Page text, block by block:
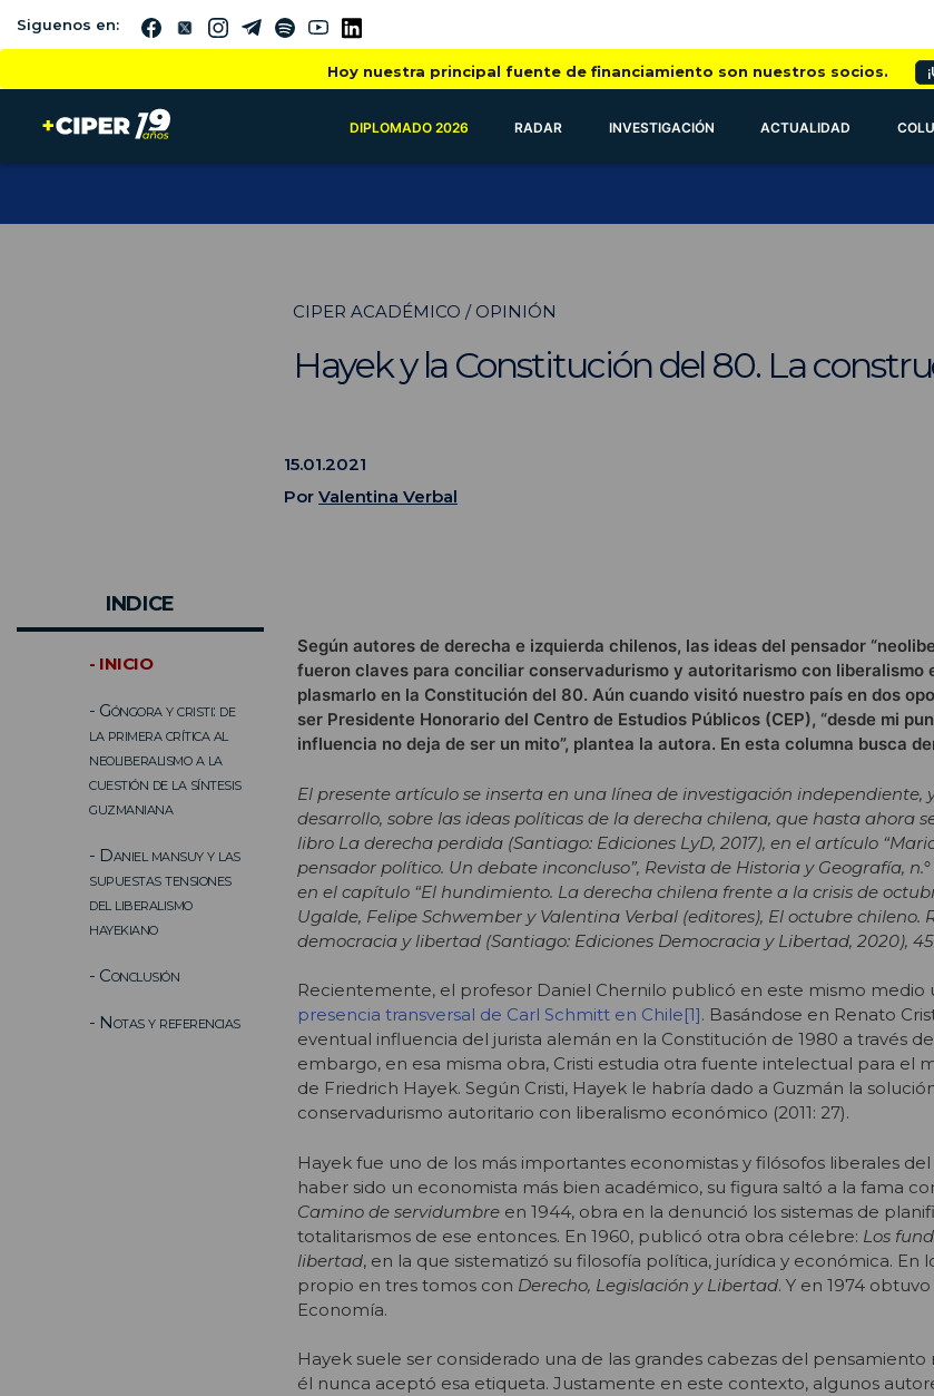
Siguenos en:
Hoy nuestra principal fuente de financiamiento son nuestros socios.
DIPLOMADO 2026 RADAR INVESTIGACIÓN ACTUALIDAD
CIPER ACADÉMICO / OPINIÓN
Hayek y la Constitución del 80. La
15.01.2021
Por Valentina Verbal
INDICE
- INICIO
- Góngora y cristi: de
la primera crítica al
neoliberalismo a la
cuestión de la síntesis
guzmaniana
- Daniel mansuy y las
supuestas tensiones
del liberalismo
hayekiano
- Conclusión
- Notas y referencias
Según autores de derecha e izquierda chilenos, las ideas del pensador
fueron claves para conciliar conservadurismo y autoritarismo con liberalismo
plasmarlo en la Constitución del 80. Aún cuando visitó nuestro país en dos
ser Presidente Honorario del Centro de Estudios Públicos (CEP), “desde mi
influencia no deja de ser un mito”, plantea la autora. En esta columna busca
El presente artículo se inserta en una línea de investigación independiente,
desarrollo, sobre las ideas políticas de la derecha chilena, que hasta ahora
libro La derecha perdida (Santiago: Ediciones LyD, 2017), en el artículo
pensador político. Un debate inconcluso”, Revista de Historia y Geografía,
en el capítulo “El hundimiento. La derecha chilena frente a la crisis de
Ugalde, Felipe Schwember y Valentina Verbal (editores), El octubre chileno.
democracia y libertad (Santiago: Ediciones Democracia y Libertad, 2020),
Recientemente, el profesor Daniel Chernilo publicó en este mismo medio
presencia transversal de Carl Schmitt en Chile[1]. Basándose en Renato
eventual influencia del jurista alemán en la Constitución de 1980 a través
embargo, en esa misma obra, Cristi estudia otra fuente intelectual para el
de Friedrich Hayek. Según Cristi, Hayek le habría dado a Guzmán la
conservadurismo autoritario con liberalismo económico (2011: 27).
Hayek fue uno de los más importantes economistas y filósofos liberales del
haber sido un economista más bien académico, su figura saltó a la fama
Camino de servidumbre en 1944, obra en la denunció los sistemas de
totalitarismos de ese entonces. En 1960, publicó otra obra célebre: Los
libertad, en la que sistematizó su filosofía política, jurídica y económica. En
propio en tres tomos con Derecho, Legislación y Libertad. Y en 1974
Economía.
Hayek suele ser considerado una de las grandes cabezas del
él nunca aceptó esa etiqueta. Justamente en este contexto, algunos